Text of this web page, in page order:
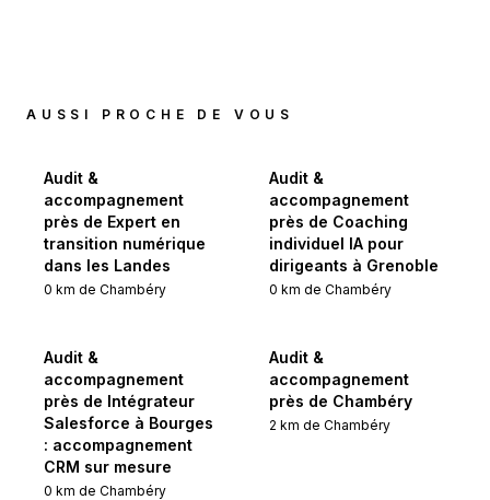
AUSSI PROCHE DE VOUS
Audit &
accompagnement
près de Expert en
transition numérique
dans les Landes
0 km de Chambéry
Audit &
accompagnement
près de Coaching
individuel IA pour
dirigeants à Grenoble
0 km de Chambéry
Audit &
accompagnement
près de Intégrateur
Salesforce à Bourges
: accompagnement
CRM sur mesure
0 km de Chambéry
Audit &
accompagnement
près de Chambéry
2 km de Chambéry